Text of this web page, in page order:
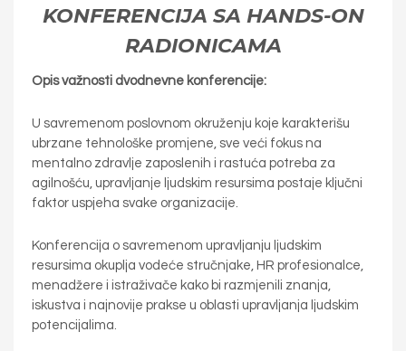
KONFERENCIJA SA HANDS-ON
RADIONICAMA
Opis važnosti dvodnevne konferencije:
U savremenom poslovnom okruženju koje karakterišu
ubrzane tehnološke promjene, sve veći fokus na
mentalno zdravlje zaposlenih i rastuća potreba za
agilnošću, upravljanje ljudskim resursima postaje ključni
faktor uspjeha svake organizacije.
Konferencija o savremenom upravljanju ljudskim
resursima okuplja vodeće stručnjake, HR profesionalce,
menadžere i istraživače kako bi razmjenili znanja,
iskustva i najnovije prakse u oblasti upravljanja ljudskim
potencijalima.